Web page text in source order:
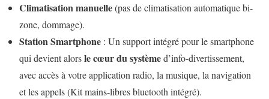
Climatisation manuelle(pas de climatisation automatique bi-
zone, dommage).
Station Smartphone : Un support intégré pour le smartphone
qui devient alorslecœur du systèmed’info-divertissement,
avec accès à votre application radio, la musique, la navigation
et les appels (Kit mains-libres bluetooth intégré).